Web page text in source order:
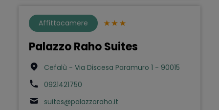
Affittacamere
Palazzo Raho Suites
Cefalù - Via Discesa Paramuro 1 - 90015
0921421750
suites@palazzoraho.it